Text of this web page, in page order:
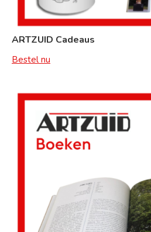
ARTZUID Cadeaus
Bestel nu